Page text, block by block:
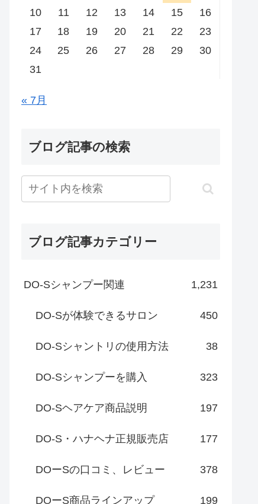
10
11 12 13 14 15
16
17
18 19 20 21 22
23
24
25 26 27 28 29
30
31
« 7月
ブログ記事の検索
ブログ記事カテゴリー
DO-Sシャンプー関連 1,231
DO-Sが体験できるサロン 450
DO-Sシャントリの使用方法 38
DO-Sシャンプーを購入 323
DO-Sヘアケア商品説明 197
DO-S・ハナヘナ正規販売店 177
DOーSの口コミ、レビュー 378
DOーS商品ラインアップ 199